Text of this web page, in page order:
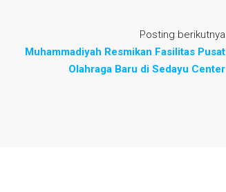
Posting berikutnya
Muhammadiyah Resmikan Fasilitas Pusat
Olahraga Baru di Sedayu Center